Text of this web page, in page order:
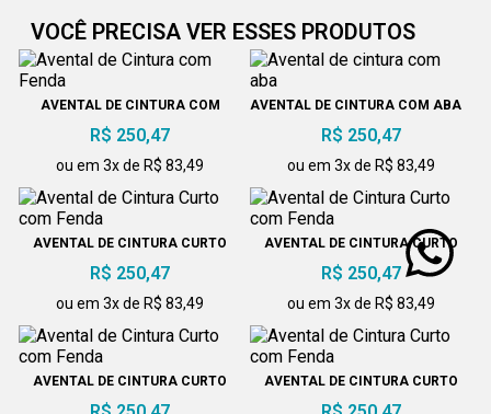
VOCÊ PRECISA VER ESSES PRODUTOS
AVENTAL DE CINTURA COM
R$ 250,47
ou em 3x de R$ 83,49
AVENTAL DE CINTURA COM ABA
R$ 250,47
ou em 3x de R$ 83,49
AVENTAL DE CINTURA CURTO
COM FENDA
R$ 250,47
ou em 3x de R$ 83,49
AVENTAL DE CINTURA CURTO
COM FENDA
R$ 250,47
ou em 3x de R$ 83,49
AVENTAL DE CINTURA CURTO
COM FENDA
AVENTAL DE CINTURA CURTO
COM FENDA